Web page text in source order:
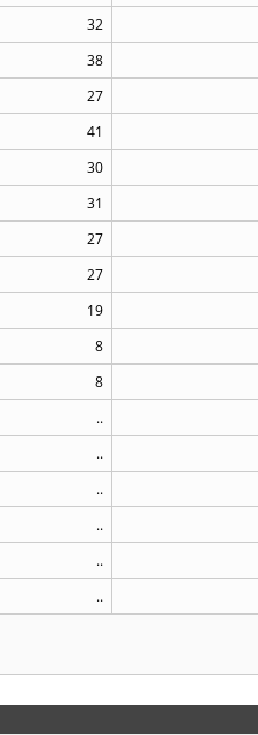
32
38
27
41
30
31
27
27
19
8
8
..
..
..
..
..
..